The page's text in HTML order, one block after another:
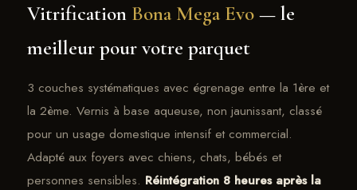
Vitrification Bona Mega Evo— le
meilleur pour votre parquet
3 couches systématiques avec égrenage entre la 1ère et
la 2ème. Vernis à base aqueuse, non jaunissant, classé
pour un usage domestique intensif et commercial.
Adapté aux foyers avec chiens, chats, bébés et
personnes sensibles. Réintégration 8 heures après la